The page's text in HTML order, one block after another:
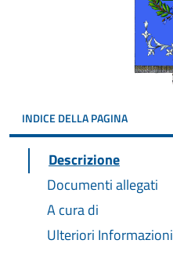
INDICE DELLA PAGINA
Descrizione
Documenti allegati
A cura di
Ulteriori Informazioni